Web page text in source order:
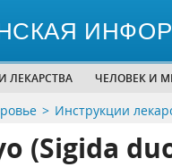
ЛЕКАРСТВА ЧЕЛОВЕК И
Инструкции
(Sigida